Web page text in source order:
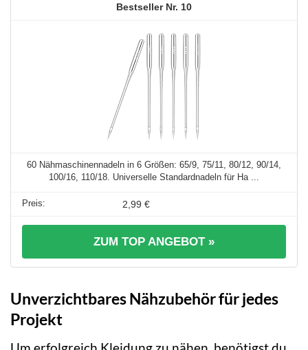
10
60 Nähmaschinennadeln in 6 Größen: 65/9, 75/11, 80/12, 90/14,
100/16, 110/18. Universelle Standardnadeln für Ha ...
2,99 €
ZUM TOP ANGEBOT »
Unverzichtbares Nähzubehör für jedes
Projekt